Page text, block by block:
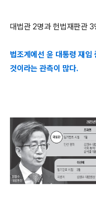
대법관 2명과 헌법재판관
법조계에선 윤 대통령 재임
것이라는 관측이 많다.